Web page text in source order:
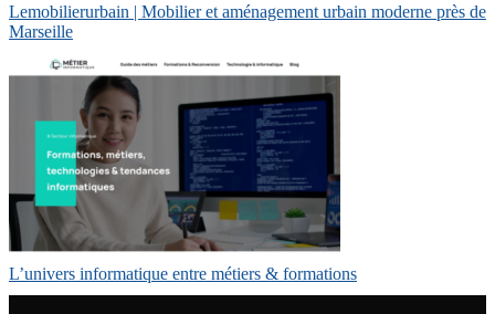
Lemobilie­rur­bain | Mobilier et aménagement urbain moderne près de
Marseille
L’univers informatique entre métiers & formations